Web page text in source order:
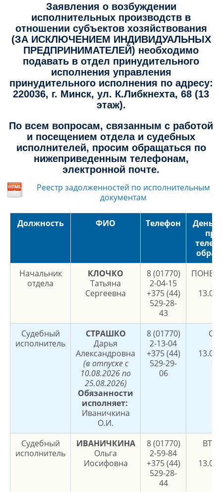
Заявления о возбуждении
исполнительных производств в
отношении субъектов хозяйствования
(ЗА ИСКЛЮЧЕНИЕМ ИНДИВИДУАЛЬНЫХ
ПРЕДПРИНИМАТЕЛЕЙ) необходимо
подавать в отдел принудительного
исполнения управления
принудительного исполнения по адресу:
220036, г. Минск, ул. К.Либкнехта, 68 (13
этаж).
По всем вопросам, связанным с работой
и посещением отдела и судебных
исполнителей, просим обращаться по
нижеприведенным телефонам,
электронной почте.
Реестр задолженностей по исполнительным
документам
Должность ФИО Телефон
День
Начальник
отдела
КЛОЧКО
Татьяна
Сергеевна
8 (01770)
2-04-15
+375 (44)
529-28-
43
Судебный
исполнитель
СТРАШКО
Дарья
Александровна
(в отпуске с
10.08.2026 по
25.08.2026)
Обязанности
исполняет:
Иваничкина
О.И.
8 (01770)
2-13-04
+375 (44)
529-29-
06
Судебный
исполнитель
ИВАНИЧКИНА
Ольга
Иосифовна
8 (01770)
2-59-84
+375 (44)
529-28-
44